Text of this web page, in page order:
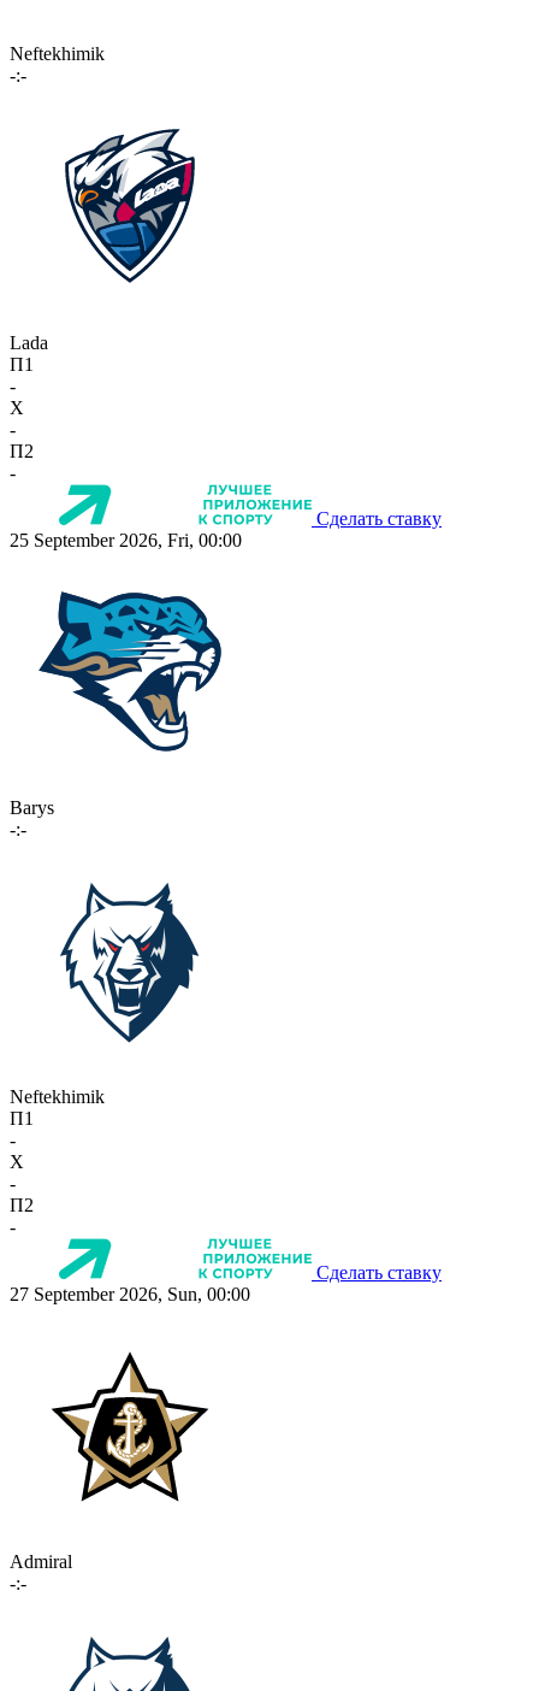
Neftekhimik
-:-
Lada
П1
-
X
-
П2
-
Сделать ставку
25 September 2026, Fri, 00:00
Barys
-:-
Neftekhimik
П1
-
X
-
П2
-
Сделать ставку
27 September 2026, Sun, 00:00
Admiral
-:-